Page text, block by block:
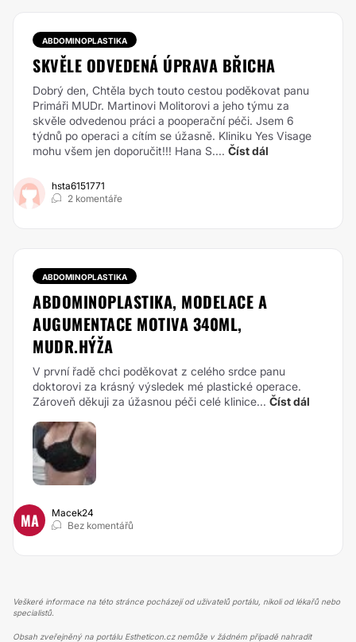
ABDOMINOPLASTIKA
SKVĚLE ODVEDENÁ ÚPRAVA BŘICHA
Dobrý den, Chtěla bych touto cestou poděkovat panu
Primáři MUDr. Martinovi Molitorovi a jeho týmu za
skvěle odvedenou práci a pooperační péči. Jsem 6
týdnů po operaci a cítím se úžasně. Kliniku Yes Visage
mohu všem jen doporučit!!! Hana S.... Číst dál
hsta6151771
2 komentáře
ABDOMINOPLASTIKA
ABDOMINOPLASTIKA, MODELACE A
AUGUMENTACE MOTIVA 340ML,
MUDR.HÝŽA
V první řadě chci poděkovat z celého srdce panu
doktorovi za krásný výsledek mé plastické operace.
Zároveň děkuji za úžasnou péči celé klinice... Číst dál
MA
Macek24
Bez komentářů
Veškeré informace na této stránce pocházejí od uživatelů portálu, nikoli od lékařů nebo
specialistů.
Obsah zveřejněný na portálu Estheticon.cz nemůže v žádném případě nahradit